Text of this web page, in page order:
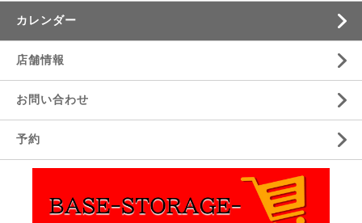
カレンダー
店舗情報
お問い合わせ
予約